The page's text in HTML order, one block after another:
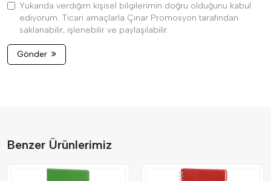
Yukarıda verdiğim kişisel bilgilerimin doğru olduğunu kabul
ediyorum. Ticari amaçlarla Çınar Promosyon tarafından
saklanabilir, işlenebilir ve paylaşılabilir.
Gönder
Benzer Ürünlerimiz